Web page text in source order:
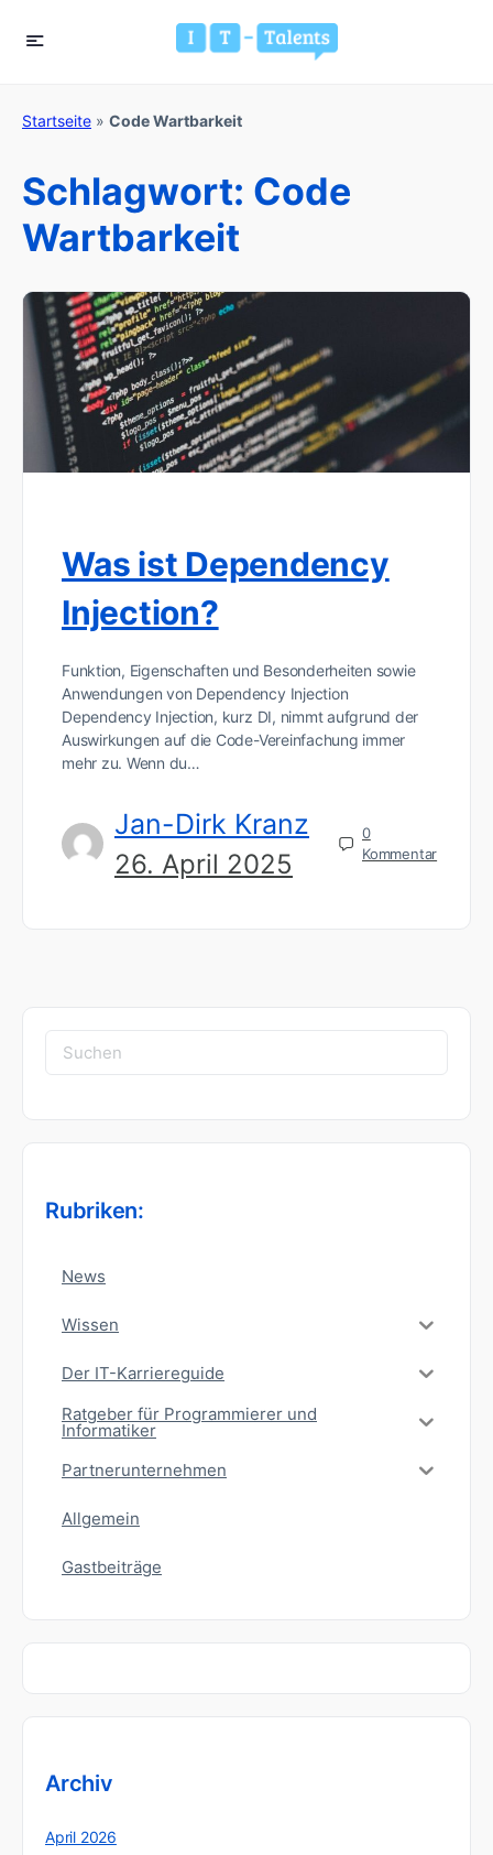
Startseite » Code Wartbarkeit
Schlagwort: Code
Wartbarkeit
Was ist Dependency
Injection?
Funktion, Eigenschaften und Besonderheiten sowie
Anwendungen von Dependency Injection
Dependency Injection, kurz DI, nimmt aufgrund der
Auswirkungen auf die Code-Vereinfachung immer
mehr zu. Wenn du…
Jan-Dirk Kranz
26. April 2025
0
Kommentar
Suchen
nach:
Rubriken:
News
Wissen
Der IT-Karriereguide
Ratgeber für Programmierer und
Informatiker
Partnerunternehmen
Allgemein
Gastbeiträge
Archiv
April 2026